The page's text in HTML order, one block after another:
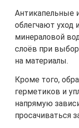
Антикапельные
облегчают уход
минераловой
слоёв при
на материалы.
Кроме того,
герметиков и
напрямую
просачиваться